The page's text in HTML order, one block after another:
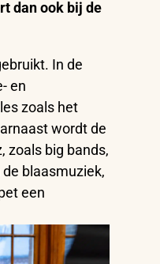
dan ook bij de
In de
en
zoals het
wordt de
zoals big bands,
blaasmuziek,
een